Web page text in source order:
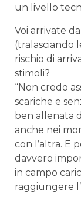
un livello
Voi arrivate
(tralasciando
rischio di
stimoli?
“Non credo
scariche e
ben allenata
anche nei
con l’altra. E
davvero
in campo
raggiungere